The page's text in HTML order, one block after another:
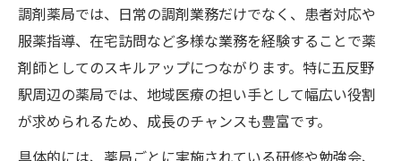
調剤薬局では、日常の調剤業務だけでなく、患者対応や
服薬指導、在宅訪問など多様な業務を経験することで薬
剤師としてのスキルアップにつながります。特に五反野
駅周辺の薬局では、地域医療の担い手として幅広い役割
が求められるため、成長のチャンスも豊富です。
具体的には、薬局ごとに実施されている研修や勉強会、